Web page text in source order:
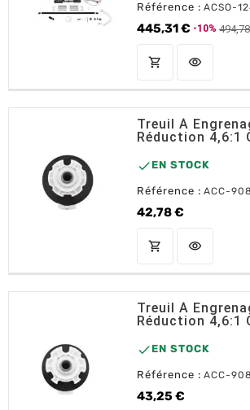
Référence : ACSO-
445,31 €
Prix de base
-10%
Prix
shopping_cart AJOUTER AU
visibility
Treuil À
Réduction 4,6:1
 EN STOCK
Référence : ACC-
42,78 €
Prix
shopping_cart AJOUTER AU
visibility
Treuil À
Réduction 4,6:1
 EN STOCK
Référence : ACC-
43,25 €
Prix